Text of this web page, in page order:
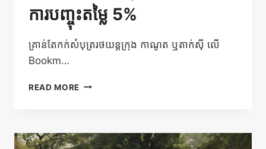
ការបញ្ចុះតម្លៃ 5%
គ្រាន់តែកក់សំបុត្ររថយន្តក្រុង កាណូត​ ឬតាក់ស៊ី​ លើ
Bookm…
READ MORE ប្រើ
និង
រីករាយ